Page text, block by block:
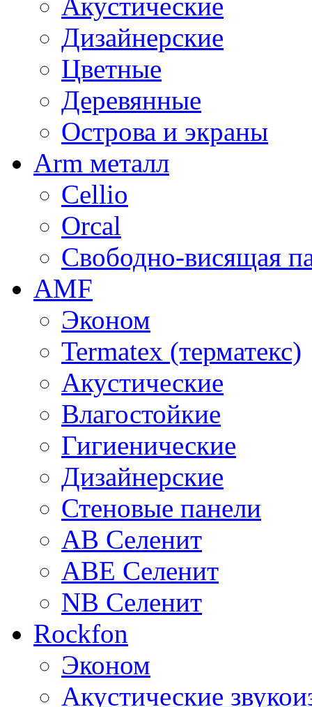
Дизайнерские
Цветные
Деревянные
Острова и экраны
Arm металл
Cellio
Orcal
Свободно-висящая
AMF
Эконом
Termatex (терматекс)
Акустические
Влагостойкие
Гигиенические
Дизайнерские
Стеновые панели
AB Селенит
ABE Селенит
NB Селенит
Rockfon
Эконом
Акустические